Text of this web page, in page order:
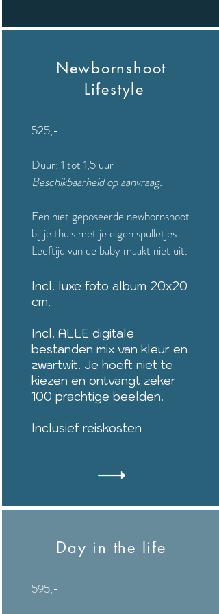
Newbornshoot
Lifestyle
525,-
Duur: 1 tot 1,5 uur
Beschikbaarheid op aanvraag.
Een niet geposeerde newbornshoot
bij je thuis met je eigen spulletjes.
Leeftijd van de baby maakt niet uit.
Incl. luxe foto album 20x20
cm.
Incl. ALLE digitale
bestanden mix van kleur en
zwartwit. Je hoeft niet te
kiezen en ontvangt zeker
100 prachtige beelden.
Inclusief reiskosten
Day in the life
595,-